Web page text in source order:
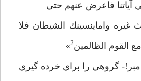
آياتنا فاعرض عنهم حتي
واماينسينك الشيطان فلا
القوم الظالمين2
»
گروهي را براي خرده گيري